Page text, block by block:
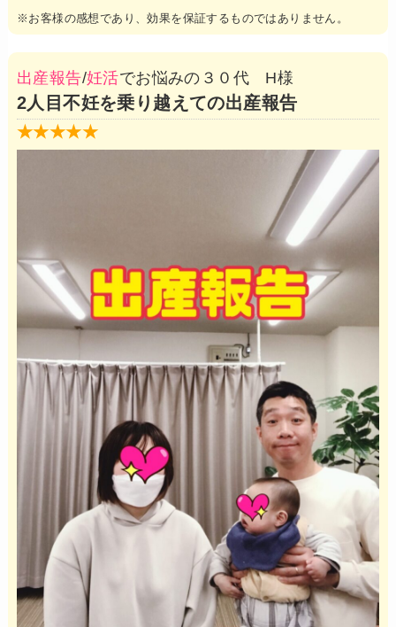
※お客様の感想であり、効果を保証するものではありません。
出産報告/妊活でお悩みの３０代 H様
2人目不妊を乗り越えての出産報告
★★★★★